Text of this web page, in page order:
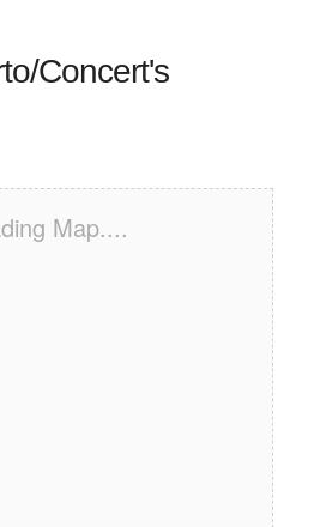
Concert's
Map....